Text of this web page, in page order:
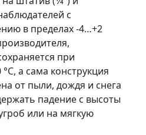
с
в пределах -4…+2
при
а сама конструкция
от пыли, дождя и снега
падение с высоты
или на мягкую